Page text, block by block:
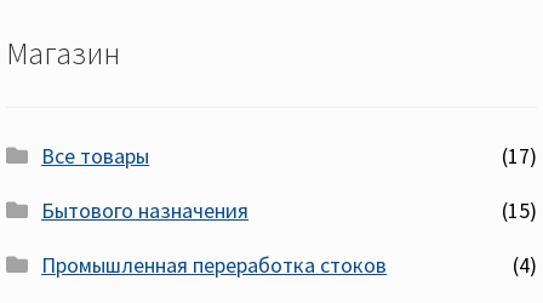
Магазин
Все товары
(17)
Бытового назначения
(15)
Промышленная переработка стоков
(4)